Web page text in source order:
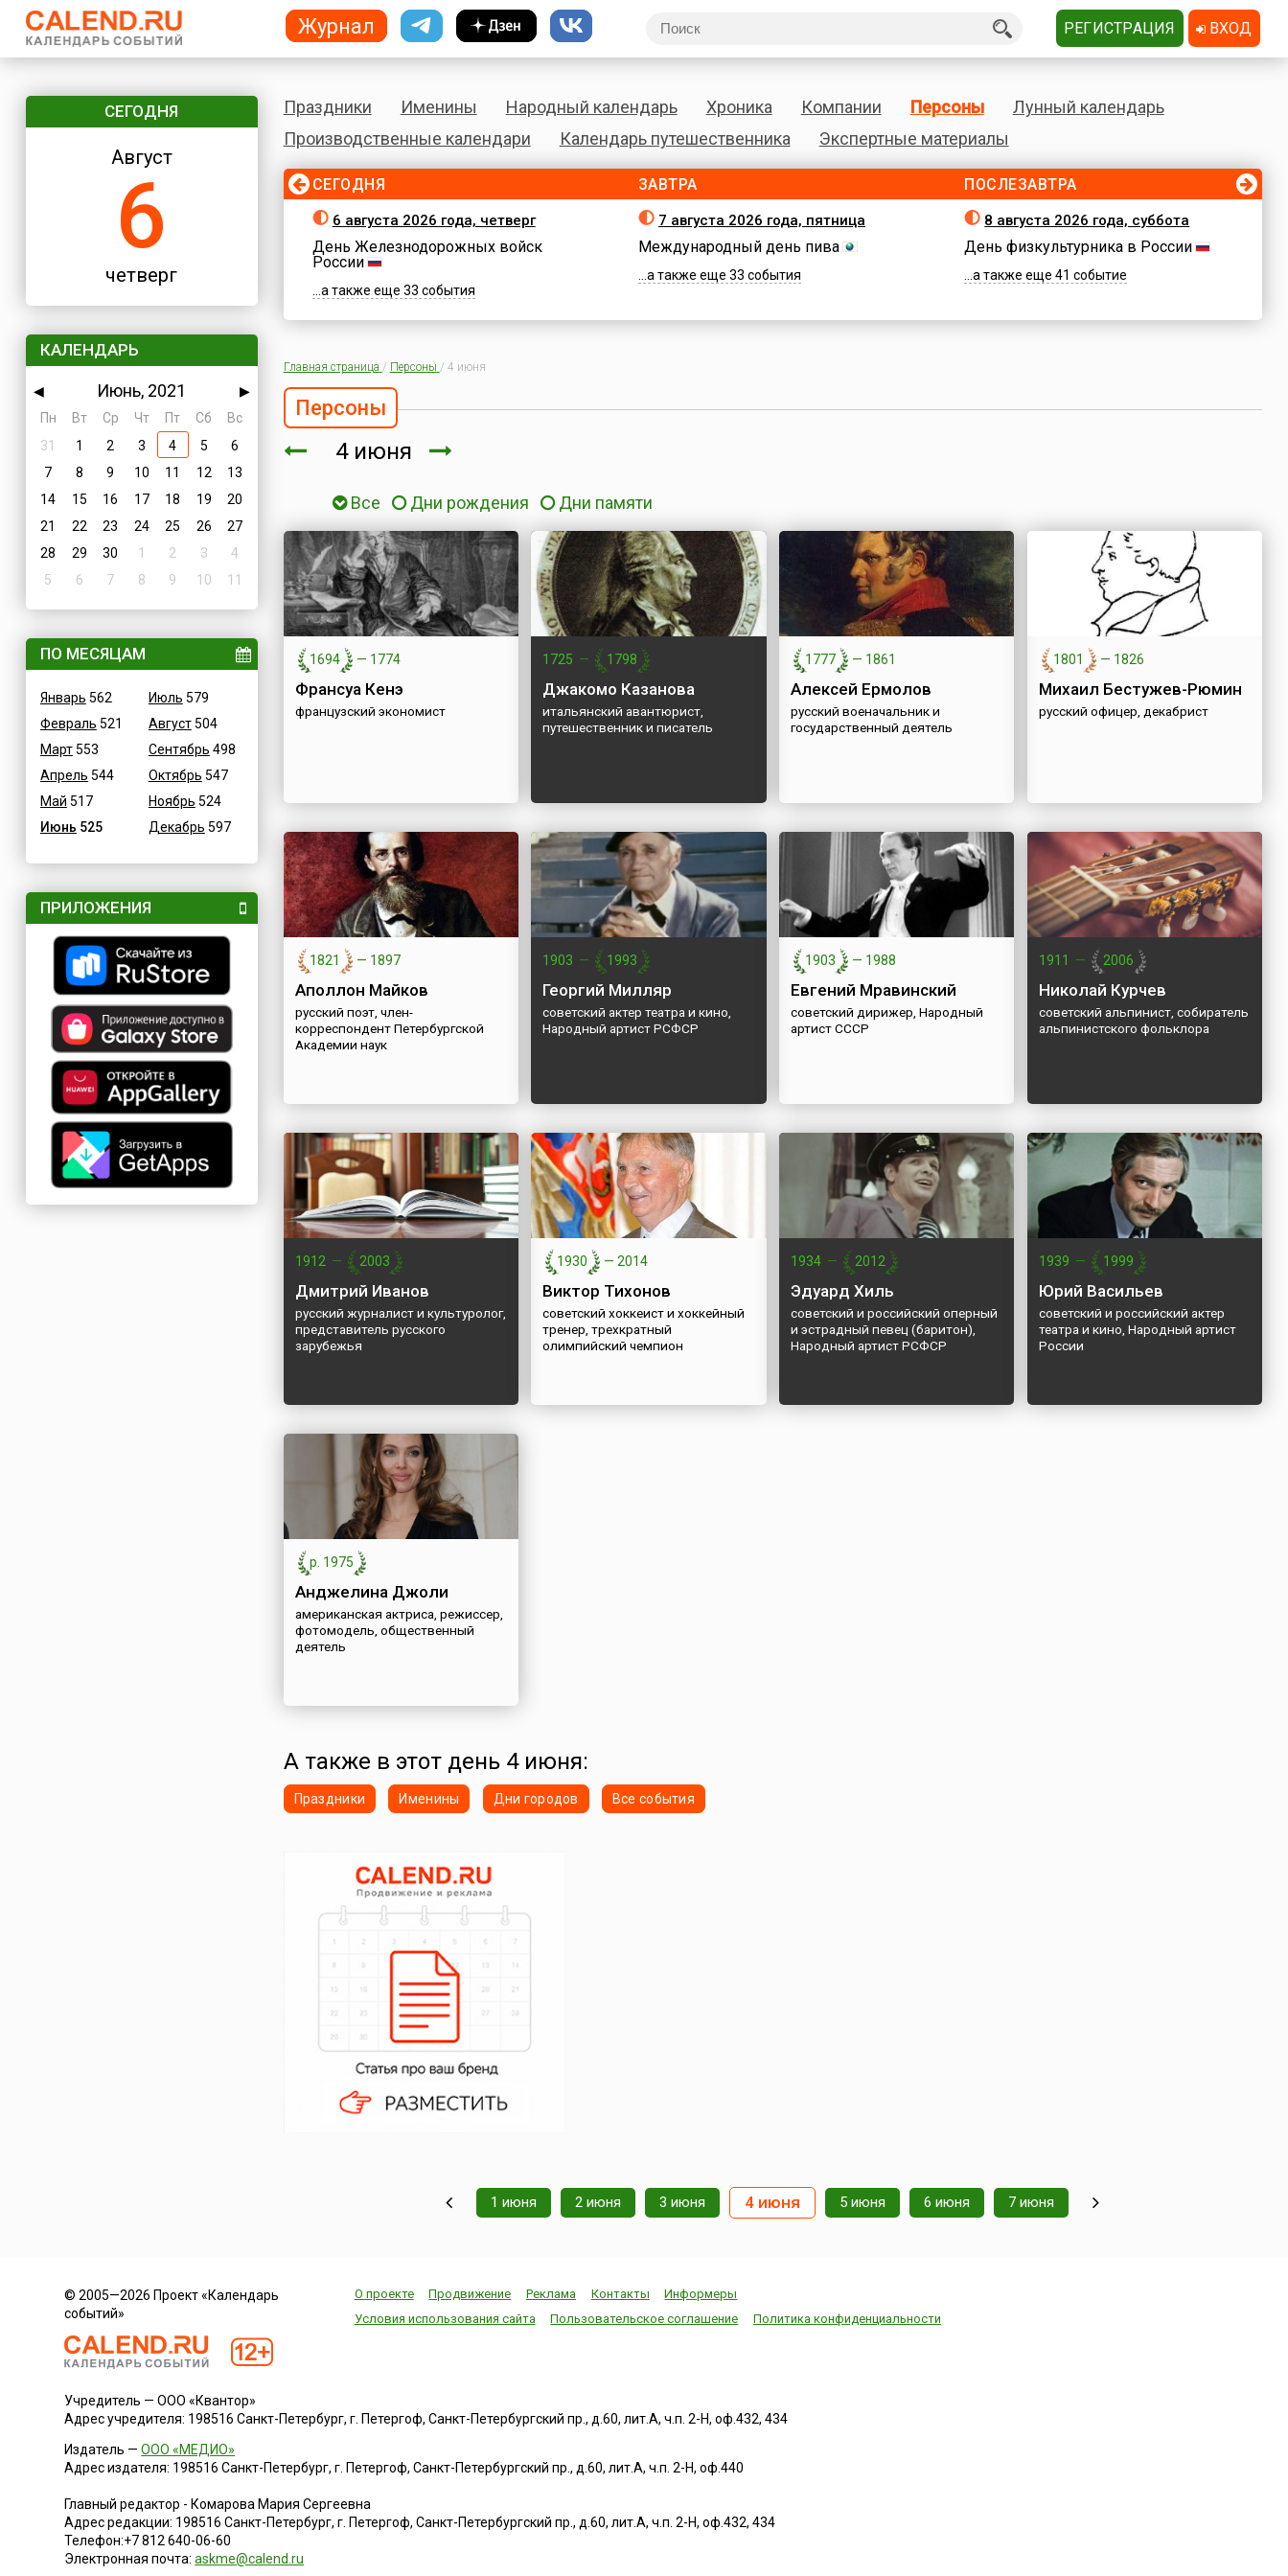
СЕГОДНЯ
Август
6
четверг
КАЛЕНДАРЬ
◀ Июнь, 2021
▶
Пн
Вт Ср Чт Пт Сб
Вс
31
1 2 3 4 5
6
7
8 9 10 11 12
13
14
15 16 17 18 19
20
21
22 23 24 25 26
27
28
29 30 1 2 3
4
5
6 7 8 9 10 11
ПО МЕСЯЦАМ
Январь 562
Февраль 521
Март553
Апрель 544
Май 517
Июнь 525
Июль 579
Август504
Сентябрь 498
Октябрь 547
Ноябрь 524
Декабрь 597
ПРИЛОЖЕНИЯ
Праздники Именины Народный календарь Хроника Компании Персоны
Лунный календарь
Производственные календари
Календарь путешественника Экспертные материалы
СЕГОДНЯ
6 августа 2026 года, четверг
День Железнодорожных войск
России
...а также еще 33 события
ЗАВТРА
7 августа 2026 года, пятница
Международный день пива
...а также еще 33 события
ПОСЛЕЗАВТРА
8 августа 2026 года, суббота
День физкультурника в России
...а также еще 41 событие
Главная страница / Персоны / 4 июня
Персоны
4 июня
Все Дни рождения Дни памяти
1694 — 1774
Франсуа Кенэ
французский экономист
1725 — 1798
Джакомо Казанова
итальянский авантюрист,
путешественник и писатель
1777 — 1861
Алексей Ермолов
русский военачальник и
государственный деятель
1801 — 1826
Михаил Бестужев-Рюмин
русский офицер, декабрист
1821 — 1897
Аполлон Майков
русский поэт, член-
корреспондент Петербургской
Академии наук
1903 — 1993
Георгий Милляр
советский актер театра и кино,
Народный артист РСФСР
1903 — 1988
Евгений Мравинский
советский дирижер, Народный
артист СССР
1911 — 2006
Николай Курчев
советский альпинист, собиратель
альпинистского фольклора
1912 — 2003
Дмитрий Иванов
русский журналист и культуролог,
представитель русского
зарубежья
1930 —2014
Виктор Тихонов
советский хоккеист и хоккейный
тренер, трехкратный
олимпийский чемпион
1934 — 2012
Эдуард Хиль
советский и российский оперный
и эстрадный певец (баритон),
Народный артист РСФСР
1939 — 1999
Юрий Васильев
советский и российский актер
театра и кино, Народный артист
России
р. 1975
Анджелина Джоли
американская актриса, режиссер,
фотомодель, общественный
деятель
А также в этот день 4 июня:
Праздники Именины Дни городов Все события
1 июня 2 июня 3 июня 4 июня 5 июня 6 июня 7 июня
© 2005—2026 Проект «Календарь
событий»
О проекте Продвижение Реклама Контакты
Информеры
Условия использования сайта
Пользовательское соглашение Политика конфиденциальности
Учредитель — ООО «Квантор»
Адрес учредителя: 198516 Санкт-Петербург, г. Петергоф, Санкт-Петербургский пр., д.60, лит.А, ч.п. 2-Н, оф.432, 434
Издатель —ООО «МЕДИО»
Адрес издателя: 198516 Санкт-Петербург, г. Петергоф, Санкт-Петербургский пр., д.60, лит.А, ч.п. 2-Н, оф.440
Главный редактор - Комарова Мария Сергеевна
Адрес редакции: 198516 Санкт-Петербург, г. Петергоф,Санкт-Петербургский пр., д.60, лит.А, ч.п. 2-Н, оф.432, 434
Телефон:+7 812 640-06-60
Электронная почта:askme@calend.ru
Журнал РЕГИСТРАЦИЯ ВХОД